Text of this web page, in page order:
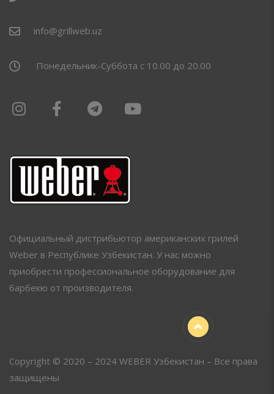
info@grillweb.uz
Понедельник-Суббота с 10.00 до 20.00
Официальный дистрибьютор американских грилей
Weber в Республике Узбекистан. У нас можно
приобрести профессиональное оборудование для
барбекю от производителя.
Copyright © 2020 – 2024 WEBER Узбекистан – Все права
защищены